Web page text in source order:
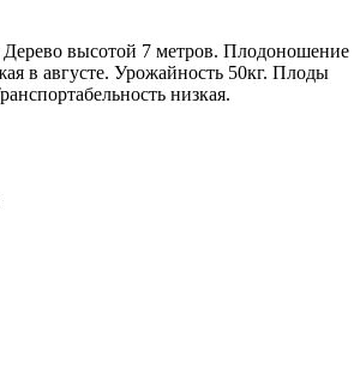
высотой 7 метров. Плодоношение
в августе. Урожайность 50кг. Плоды
низкая.